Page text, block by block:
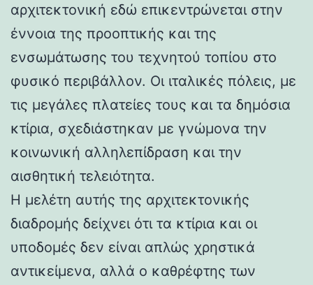
αρχιτεκτονική εδώ επικεντρώνεται στην
έννοια της προοπτικής και της
ενσωμάτωσης του τεχνητού τοπίου στο
φυσικό περιβάλλον. Οι ιταλικές πόλεις, με
τις μεγάλες πλατείες τους και τα δημόσια
κτίρια, σχεδιάστηκαν με γνώμονα την
κοινωνική αλληλεπίδραση και την
αισθητική τελειότητα.
Η μελέτη αυτής της αρχιτεκτονικής
διαδρομής δείχνει ότι τα κτίρια και οι
υποδομές δεν είναι απλώς χρηστικά
αντικείμενα, αλλά ο καθρέφτης των